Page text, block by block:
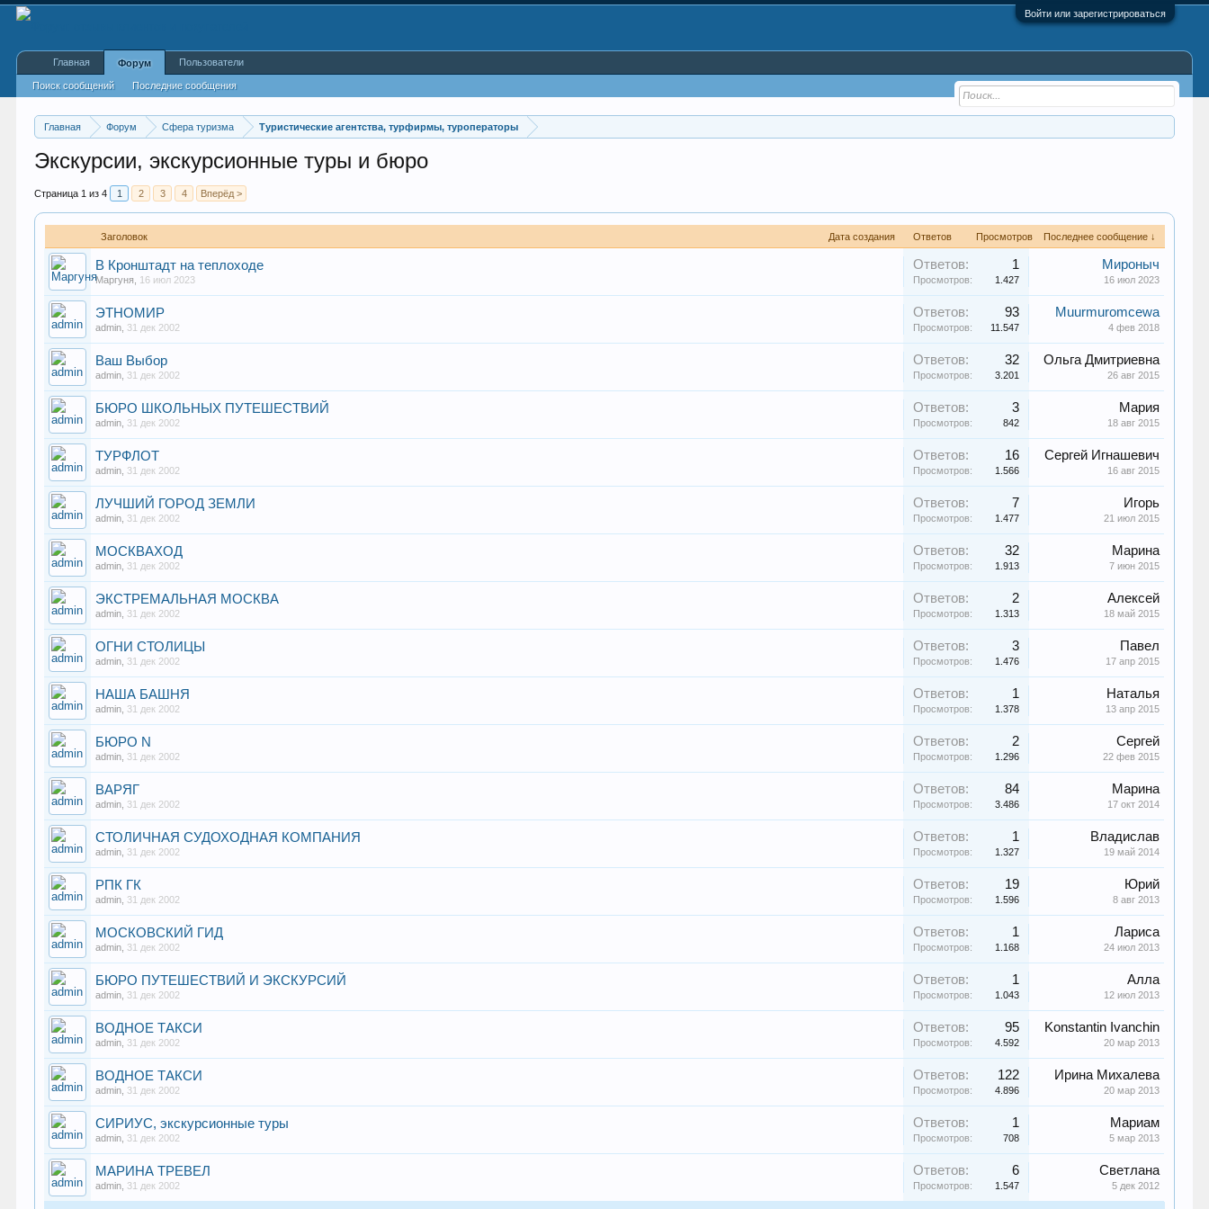
Войти или зарегистрироваться
Главная Форум Сфера туризма Туристические агентства, турфирмы, туроператоры
Экскурсии, экскурсионные туры и бюро
Страница 1 из 4 1 2 3 4 Вперёд >
Заголовок Дата создания Ответов Просмотров Последнее сообщение ↓
В Кронштадт на теплоходе
Маргуня 16 июл 2023
Ответов: 1
Просмотров: 1.427
Мироныч
16 июл 2023
ЭТНОМИР
admin 31 дек 2002
Ответов: 93
Просмотров: 11.547
Muurmuromcewa
4 фев 2018
Ваш Выбор
admin 31 дек 2002
Ответов: 32
Просмотров: 3.201
Ольга Дмитриевна
26 авг 2015
БЮРО ШКОЛЬНЫХ ПУТЕШЕСТВИЙ
admin 31 дек 2002
Ответов: 3
Просмотров: 842
Мария
18 авг 2015
ТУРФЛОТ
admin 31 дек 2002
Ответов: 16
Просмотров: 1.566
Сергей Игнашевич
16 авг 2015
ЛУЧШИЙ ГОРОД ЗЕМЛИ
admin 31 дек 2002
Ответов: 7
Просмотров: 1.477
Игорь
21 июл 2015
МОСКВАХОД
admin 31 дек 2002
Ответов: 32
Просмотров: 1.913
Марина
7 июн 2015
ЭКСТРЕМАЛЬНАЯ МОСКВА
admin 31 дек 2002
Ответов: 2
Просмотров: 1.313
Алексей
18 май 2015
ОГНИ СТОЛИЦЫ
admin 31 дек 2002
Ответов: 3
Просмотров: 1.476
Павел
17 апр 2015
НАША БАШНЯ
admin 31 дек 2002
Ответов: 1
Просмотров: 1.378
Наталья
13 апр 2015
БЮРО N
admin 31 дек 2002
Ответов: 2
Просмотров: 1.296
Сергей
22 фев 2015
ВАРЯГ
admin 31 дек 2002
Ответов: 84
Просмотров: 3.486
Марина
17 окт 2014
СТОЛИЧНАЯ СУДОХОДНАЯ КОМПАНИЯ
admin 31 дек 2002
Ответов: 1
Просмотров: 1.327
Владислав
19 май 2014
РПК ГК
admin 31 дек 2002
Ответов: 19
Просмотров: 1.596
Юрий
8 авг 2013
МОСКОВСКИЙ ГИД
admin 31 дек 2002
Ответов: 1
Просмотров: 1.168
Лариса
24 июл 2013
БЮРО ПУТЕШЕСТВИЙ И ЭКСКУРСИЙ
admin 31 дек 2002
Ответов: 1
Просмотров: 1.043
Алла
12 июл 2013
ВОДНОЕ ТАКСИ
admin 31 дек 2002
Ответов: 95
Просмотров: 4.592
Konstantin Ivanchin
20 мар 2013
ВОДНОЕ ТАКСИ
admin 31 дек 2002
Ответов: 122
Просмотров: 4.896
Ирина Михалева
20 мар 2013
СИРИУС, экскурсионные туры
admin 31 дек 2002
Ответов: 1
Просмотров: 708
Мариам
5 мар 2013
МАРИНА ТРЕВЕЛ
admin 31 дек 2002
Ответов: 6
Просмотров: 1.547
Светлана
5 дек 2012
Главная Форум
Поиск сообщений Последние сообщения
Пользователи